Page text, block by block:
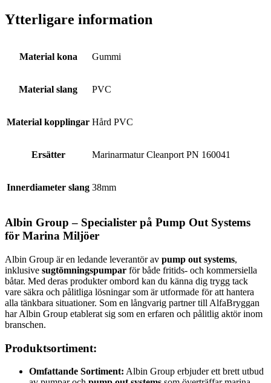
Ytterligare information
Material kona Gummi
Material slang PVC
Material kopplingar Hård PVC
Ersätter Marinarmatur Cleanport PN 160041
Innerdiameter slang 38mm
Albin Group – Specialister på Pump Out Systems
för Marina Miljöer
Albin Group är en ledande leverantör av pump out systems,
inklusive sugtömningspumpar för både fritids- och kommersiella
båtar. Med deras produkter ombord kan du känna dig trygg tack
vare säkra och pålitliga lösningar som är utformade för att hantera
alla tänkbara situationer. Som en långvarig partner till AlfaBryggan
har Albin Group etablerat sig som en erfaren och pålitlig aktör inom
branschen.
Produktsortiment:
Omfattande Sortiment: Albin Group erbjuder ett brett utbud